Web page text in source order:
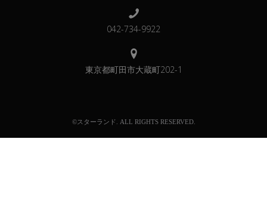
042-734-9922
東京都町田市大蔵町202-1
©スターランド. ALL RIGHTS RESERVED.